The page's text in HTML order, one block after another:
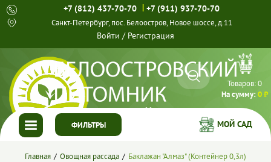
+7 (812) 437-70-70 | +7 (911) 937-70-70
Санкт-Петербург, пос. Белоостров, Новое шоссе, д.11
Войти / Регистрация
Товаров:0
На сумму:0 ₽
ФИЛЬТРЫ
ГЛАВНАЯ
МОЙ САД
Главная Овощная рассада Баклажан "Алмаз" (Контейнер 0,3л)